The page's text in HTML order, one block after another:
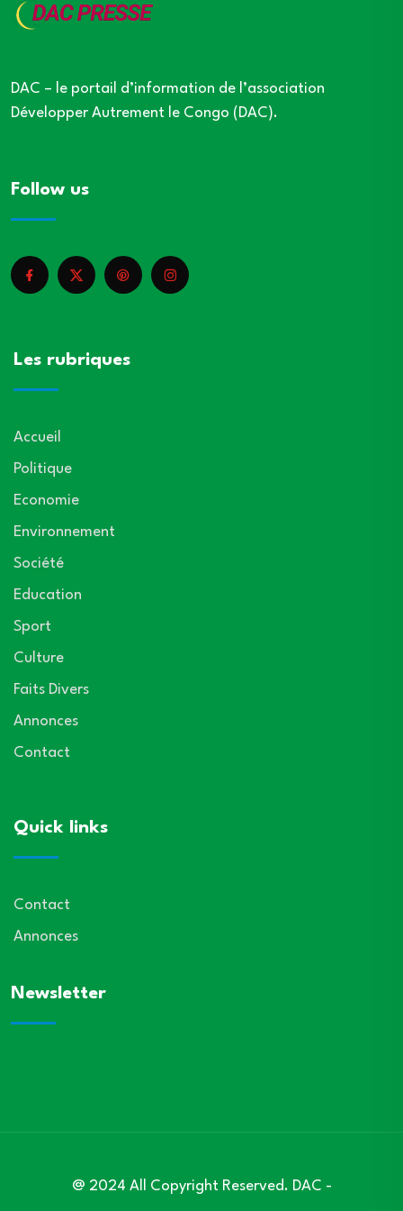
DAC – le portail d’information de l’association
Développer Autrement le Congo (DAC).
Follow us
Les rubriques
Accueil
Politique
Economie
Environnement
Société
Education
Sport
Culture
Faits Divers
Annonces
Contact
Quick links
Contact
Annonces
Newsletter
@ 2024 All Copyright Reserved. DAC -